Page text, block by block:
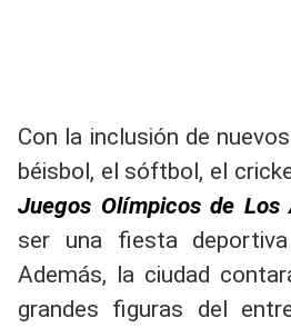
Con la inclusión de
béisbol, el sóftbol, el
Juegos Olímpicos de Los
ser una fiesta
Además, la ciudad
grandes figuras del